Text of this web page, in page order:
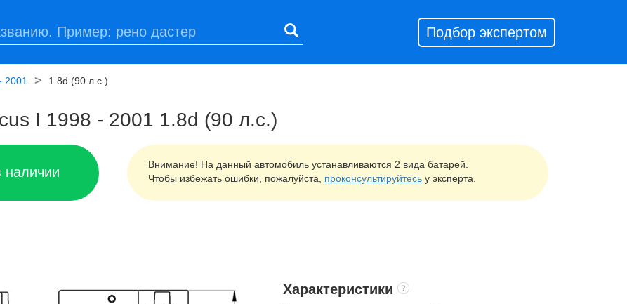
Подбор экспертом
2001 1.8d (90 л.с.)
I 1998 - 2001 1.8d (90 л.с.)
наличии
Внимание! На данный автомобиль устанавливаются 2 вида батарей.
Чтобы избежать ошибки, пожалуйста, проконсультируйтесь у эксперта.
Характеристики